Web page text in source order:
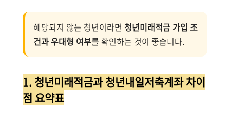
해당되지 않는 청년이라면 청년미래적금 가입 조
건과 우대형 여부를 확인하는 것이 좋습니다.
1. 청년미래적금과 청년내일저축계좌 차이
점 요약표